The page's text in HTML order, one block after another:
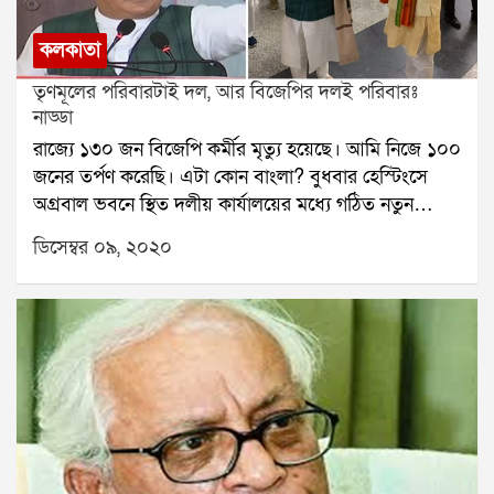
কলকাতা
তৃণমূলের পরিবারটাই দল, আর বিজেপির দলই পরিবারঃ
নাড্ডা
রাজ্যে ১৩০ জন বিজেপি কর্মীর মৃত্যু হয়েছে। আমি নিজে ১০০
জনের তর্পণ করেছি। এটা কোন বাংলা? বুধবার হেস্টিংসে
অগ্রবাল ভবনে স্থিত দলীয় কার্যালয়ের মধ্যে গঠিত নতুন
নির্বাচনী দফতরের উদ্বোধন করেন জেপি নাড্ডা। তিনি বলেন,
মমতার আর এক নাম অসহিষ্ণুতা। রাজ্যে তৃণমূল সরকারের
আমলে অসহিষ্ণুতা বেড়েই চলেছে। বুধবার কলকাতা থেকে
ভার্চুয়াল মাধ্যমে বিভিন্ন জেলায় বিজেপি ৯টি নির্বাচনী
কার্যালয়েরও উদ্বোধন করেন নাড্ডা। এ দিন তিনি জানান,
আগামী দিনে মোট ৩৮টি কার্যালয় তৈরি হবে। ই-লাইব্রেরি
থাকবে প্রতি কার্যালয়ে। কনফারেন্স হল থাকবে। বড় সভা
করার জায়গা থাকবে। সেই সঙ্গে তিনি বলেন, পার্টি অফিস আর
কার্যালয়ে অনেক তফাৎ। বিজেপি কার্যলয়ে বিশ্বাস করে।
কার্যালয় আসলে সংস্কারের কেন্দ্র। আরও পড়ুন ঃ শ্বাসকষ্টের
ডিসেম্বর ০৯, ২০২০